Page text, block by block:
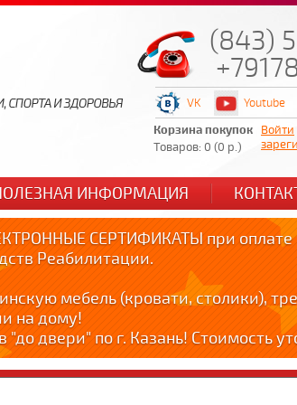
(843)
VK Youtube
Корзина покупок
Товаров: 0 (0 р.)
Войти
ИНФОРМАЦИЯ
СЕРТИФИКАТЫ при оплате
Реабилитации.
мебель (кровати, столики),
на дому!
"до двери" по г. Казань! Стоимость
медицинских товаров!!!
@zabota16 ; Теlegram: t.me/